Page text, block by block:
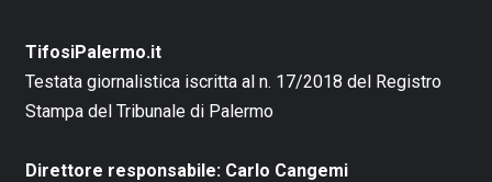
TifosiPalermo.it
Testata giornalistica iscritta al n. 17/2018 del Registro
Stampa del Tribunale di Palermo
Direttore responsabile: Carlo Cangemi